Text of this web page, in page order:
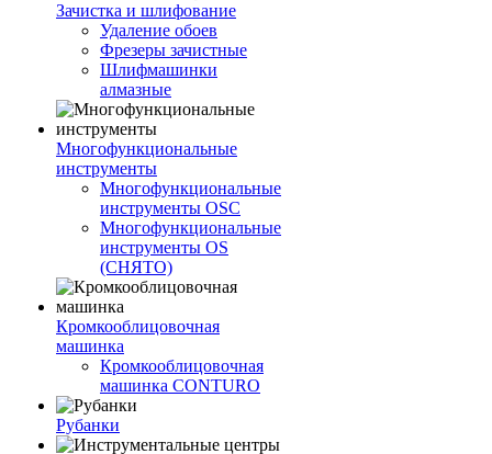
Зачистка и шлифование
Удаление обоев
Фрезеры зачистные
Шлифмашинки
алмазные
Многофункциональные
инструменты
Многофункциональные
инструменты OSC
Многофункциональные
инструменты OS
(СНЯТО)
Кромкооблицовочная
машинка
Кромкооблицовочная
машинка CONTURO
Рубанки